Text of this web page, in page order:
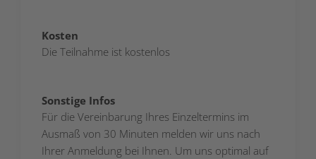
Kosten
Die Teilnahme ist kostenlos
Sonstige Infos
Für die Vereinbarung Ihres Einzeltermins im
Ausmaß von 30 Minuten melden wir uns nach
Ihrer Anmeldung bei Ihnen. Um uns optimal auf